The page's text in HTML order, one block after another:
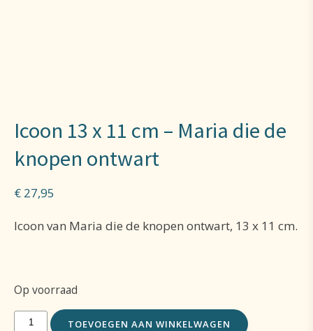
Icoon 13 x 11 cm – Maria die de
knopen ontwart
€ 27,95
Icoon van Maria die de knopen ontwart, 13 x 11 cm.
Op voorraad
Icoon
TOEVOEGEN AAN WINKELWAGEN